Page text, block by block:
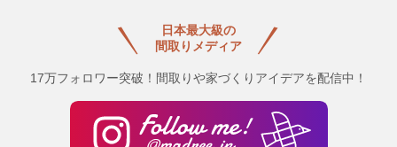
日本最大級の
間取りメディア
17万フォロワー突破！間取りや家づくりアイデアを配信中！